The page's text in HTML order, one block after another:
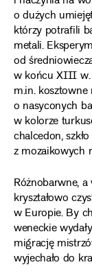
o dużych
którzy potrafili
metali.
od
w końcu XIII w.
m.in. kosztowne
o nasyconych
w kolorze
chalcedon,
z mozaikowych
Różnobarwne,
kryształowo
w Europie. By
weneckie
migrację
wyjechało do